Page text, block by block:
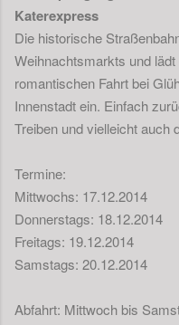
Katerexpress
Die historische
Weihnachtsmarkts und
romantischen Fahrt bei
Innenstadt ein. Einfach
Treiben und vielleicht auch
Termine:
Mittwochs: 17.12.2014
Donnerstags: 18.12.2014
Freitags: 19.12.2014
Samstags: 20.12.2014
Abfahrt: Mittwoch bis